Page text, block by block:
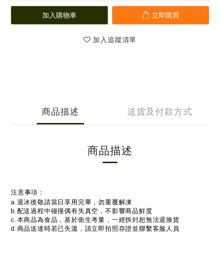
加入購物車 立即購買
加入追蹤清單
商品描述 送貨及付款方式
商品描述
注意事項：
a.退冰後敬請當日享用完畢，勿重覆解凍
b.配送過程中碰撞偶有失真空，不影響商品鮮度
c.本商品為食品，基於衛生考量，一經拆封恕無法退換貨
d.商品送達時若已失溫，請立即拍照存證並聯繫客服人員